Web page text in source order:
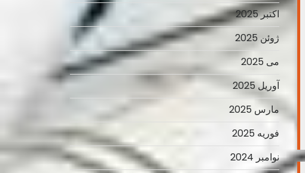
اکتبر 2025
ژوئن 2025
می 2025
آوریل 2025
مارس 2025
فوریه 2025
نوامبر 2024